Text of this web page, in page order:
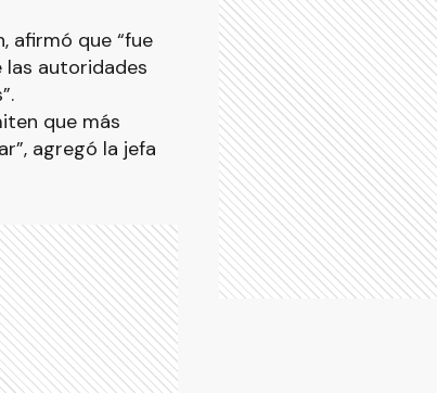
afirmó que “fue
las autoridades
que más
agregó la jefa